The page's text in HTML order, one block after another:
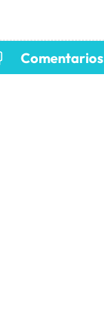
Comentarios